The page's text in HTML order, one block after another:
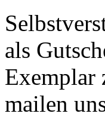
als
Exemplar
mailen